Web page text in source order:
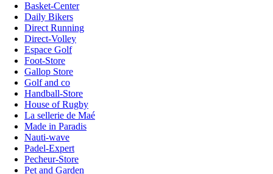
Basket-Center
Daily Bikers
Direct Running
Direct-Volley
Espace Golf
Foot-Store
Gallop Store
Golf and co
Handball-Store
House of Rugby
La sellerie de Maé
Made in Paradis
Nauti-wave
Padel-Expert
Pecheur-Store
Pet and Garden